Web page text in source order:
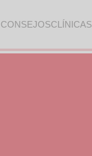
CLÍNICAS